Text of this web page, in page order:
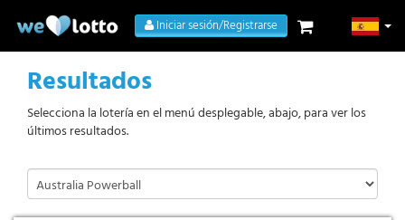
Iniciar sesión/Registrarse
Resultados
Selecciona la lotería en el menú desplegable, abajo, para ver los
últimos resultados.